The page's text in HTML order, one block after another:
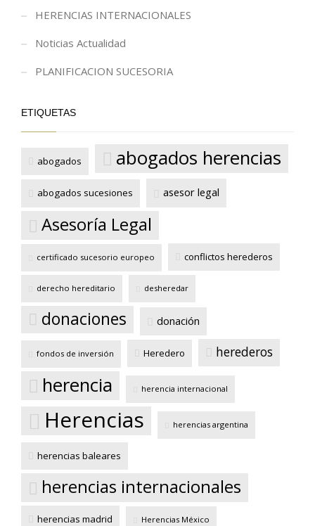
HERENCIAS INTERNACIONALES
Noticias Actualidad
PLANIFICACION SUCESORIA
ETIQUETAS
abogados abogados herencias
abogados sucesiones asesor legal
Asesoría Legal
certificado sucesorio europeo conflictos herederos
derecho hereditario desheredar
donaciones donación
fondos de inversión Heredero herederos
herencia herencia internacional
Herencias herencias argentina
herencias baleares
herencias internacionales
herencias madrid Herencias México